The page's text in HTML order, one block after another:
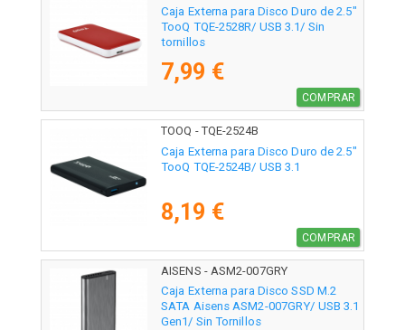
Caja Externa para Disco Duro de 2.5"
TooQ TQE-2528R/ USB 3.1/ Sin
tornillos
7,99 €
COMPRAR
TOOQ - TQE-2524B
Caja Externa para Disco Duro de 2.5"
TooQ TQE-2524B/ USB 3.1
8,19 €
COMPRAR
AISENS - ASM2-007GRY
Caja Externa para Disco SSD M.2
SATA Aisens ASM2-007GRY/ USB 3.1
Gen1/ Sin Tornillos